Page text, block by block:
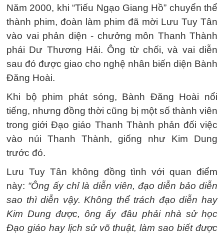
Năm 2000, khi “Tiếu Ngạo Giang Hồ” chuyển thể
thành phim, đoàn làm phim đã mời Lưu Tuy Tân
vào vai phản diện - chưởng môn Thanh Thành
phái Dư Thương Hải. Ông từ chối, và vai diễn
sau đó được giao cho nghệ nhân biến diện Bành
Đăng Hoài.
Khi bộ phim phát sóng, Bành Đăng Hoài nổi
tiếng, nhưng đồng thời cũng bị một số thành viên
trong giới Đạo giáo Thanh Thành phản đối việc
vào núi Thanh Thành, giống như Kim Dung
trước đó.
Lưu Tuy Tân không đồng tình với quan điểm
này: “Ông ấy chỉ là diễn viên, đạo diễn bảo diễn
sao thì diễn vậy. Không thể trách đạo diễn hay
Kim Dung được, ông ấy đâu phải nhà sử học
Đạo giáo hay lịch sử võ thuật, làm sao biết được